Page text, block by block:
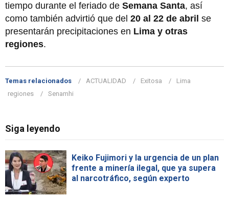
tiempo durante el feriado de Semana Santa, así
como también advirtió que del 20 al 22 de abril se
presentarán precipitaciones en Lima y otras
regiones.
Temas relacionados ACTUALIDAD Exitosa
Lima
regiones
Senamhi
Siga leyendo
Keiko Fujimori y la urgencia de un plan
frente a minería ilegal, que ya supera
al narcotráfico, según experto